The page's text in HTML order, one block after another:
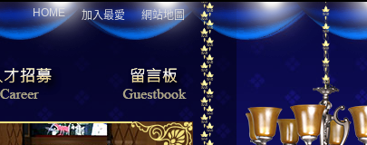
HOME 加入最愛 網站地圖